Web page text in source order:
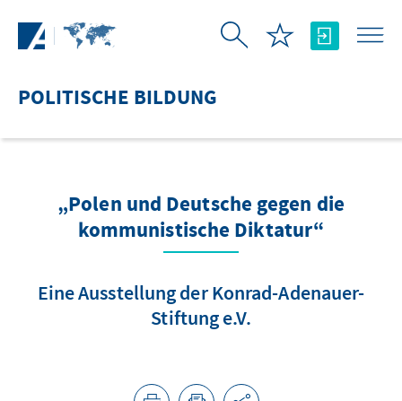
POLITISCHE BILDUNG
„Polen und Deutsche gegen die
kommunistische Diktatur“
Eine Ausstellung der Konrad-Adenauer-
Stiftung e.V.